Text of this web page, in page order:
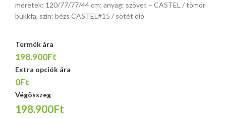
méretek: 120/77/77/44 cm; anyag: szövet – CASTEL / tömör
bükkfa, szín: bézs CASTEL#15 / sötét dió
Termék ára
198.900Ft
Extra opciók ára
0Ft
Végösszeg
198.900Ft